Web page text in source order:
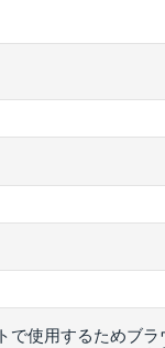
で使用するためブラ